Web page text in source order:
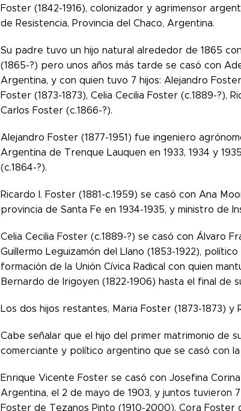
Foster (1842-1916), colonizador y agrimensor
de Resistencia, Provincia del Chaco, Argentina.
Su padre tuvo un hijo natural alrededor de 1865
(1865-?) pero unos años más tarde se casó con
Argentina, y con quien tuvo 7 hijos: Alejandro
Foster (1873-1873), Celia Cecilia Foster (c.1889-?),
Carlos Foster (c.1866-?).
Alejandro Foster (1877-1951) fue ingeniero
Argentina de Trenque Lauquen en 1933, 1934 y
(c.1864-?).
Ricardo I. Foster (1881-c.1959) se casó con Ana
provincia de Santa Fe en 1934-1935, y ministro de
Celia Cecilia Foster (c.1889-?) se casó con Álvaro
Guillermo Leguizamón del Llano (1853-1922),
formación de la Unión Cívica Radical con quien
Bernardo de Irigoyen (1822-1906) hasta el final de
Los dos hijos restantes, Maria Foster (1873-1873)
Cabe señalar que el hijo del primer matrimonio de
comerciante y político argentino que se casó con
Enrique Vicente Foster se casó con Josefina
Argentina, el 2 de mayo de 1903, y juntos tuvieron
Foster de Tezanos Pinto (1910-2000), Cora